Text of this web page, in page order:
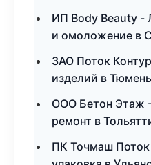
ИП Body Beauty -
и омоложение в
ЗАО Поток
изделий в Тюмень
ООО Бетон Этаж
ремонт в
ПК Точмаш